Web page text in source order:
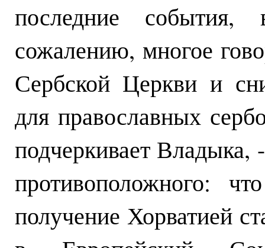
последние
сожалению, многое
Сербской Церкви и
для православных
подчеркивает
противоположного:
получение Хорватией